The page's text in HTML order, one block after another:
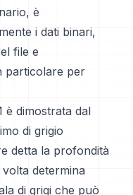
è
i dati binari,
file e
particolare per
è dimostrata dal
di grigio
detta la profondità
determina
di grigi che può